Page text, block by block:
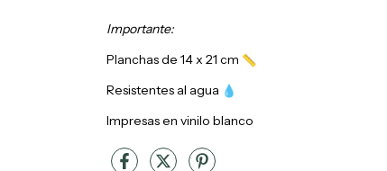
Importante:
Planchas de 14 x 21 cm
Resistentes al agua
Impresas en vinilo blanco